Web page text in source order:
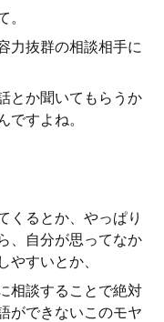
力抜群の相談相手に
とか聞いてもらうか
ですよね。
くるとか、やっぱり
、自分が思ってなか
やすいとか、
相談することで絶対
ができないこのモヤ